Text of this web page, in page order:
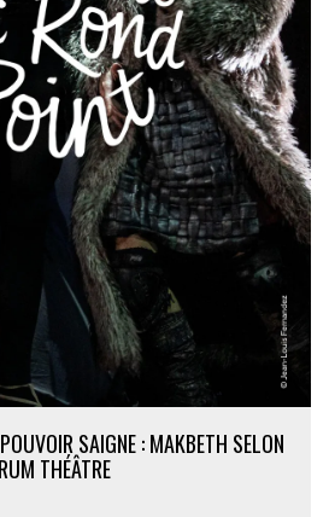
SAIGNE : MAKBETH SELON
THÉÂTRE